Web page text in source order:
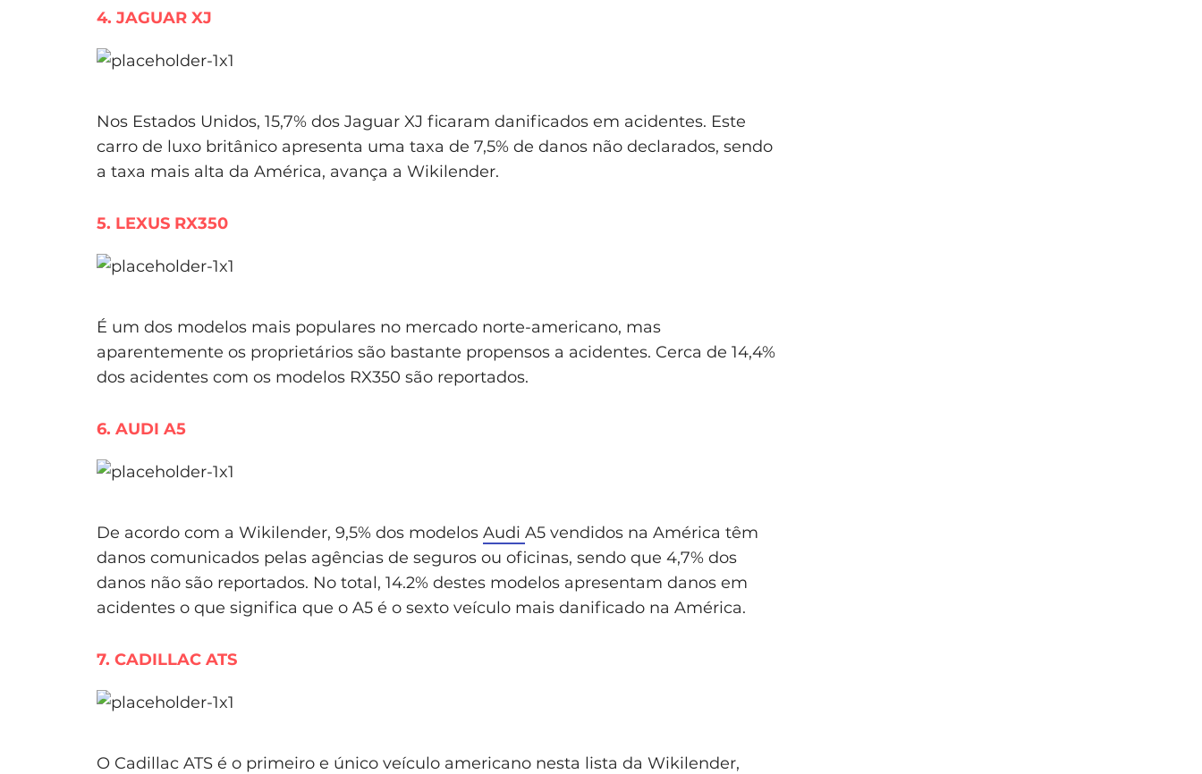
4. JAGUAR XJ
Nos Estados Unidos, 15,7% dos Jaguar XJ ficaram danificados em acidentes. Este
carro de luxo britânico apresenta uma taxa de 7,5% de danos não declarados, sendo
a taxa mais alta da América, avança a Wikilender.
5. LEXUS RX350
É um dos modelos mais populares no mercado norte-americano, mas
aparentemente os proprietários são bastante propensos a acidentes. Cerca de 14,4%
dos acidentes com os modelos RX350 são reportados.
6. AUDI A5
De acordo com a Wikilender, 9,5% dos modelos Audi A5 vendidos na América têm
danos comunicados pelas agências de seguros ou oficinas, sendo que 4,7% dos
danos não são reportados. No total, 14.2% destes modelos apresentam danos em
acidentes o que significa que o A5 é o sexto veículo mais danificado na América.
7. CADILLAC ATS
O Cadillac ATS é o primeiro e único veículo americano nesta lista da Wikilender,